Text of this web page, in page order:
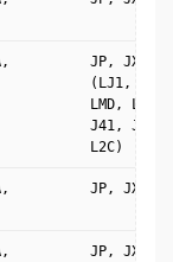
JP, JX69
(LJ1, LKF,
LMD, LDV,
J41, JM4,
L2C)
JP, JX69
JP, JX69